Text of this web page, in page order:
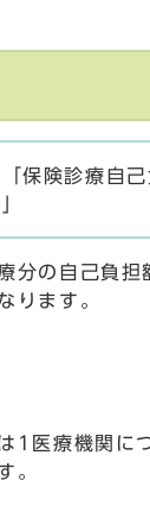
「保険診療自
分の自己負担
ります。
1医療機関に
。